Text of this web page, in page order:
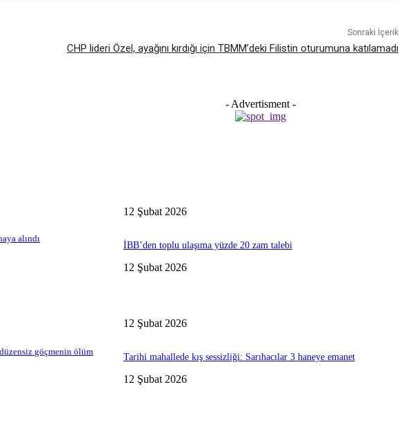
Sonraki İçerik
CHP lideri Özel, ayağını kırdığı için TBMM’deki Filistin oturumuna katılamadı
alındı
göçmenin ölüm
- Advertisment -
12 Şubat 2026
İBB’den toplu ulaşıma yüzde 20 zam talebi
12 Şubat 2026
12 Şubat 2026
Tarihi mahallede kış sessizliği: Sarıhacılar 3 haneye emanet
12 Şubat 2026